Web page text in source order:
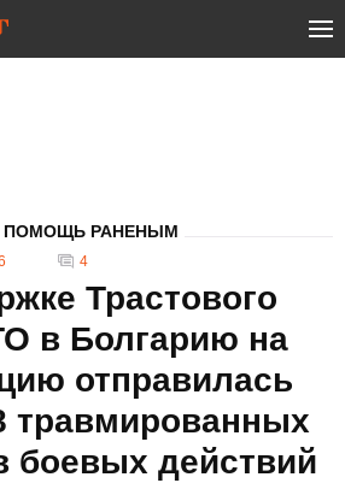
ПОМОЩЬ РАНЕНЫМ
4
Трастового
в Болгарию на
отправилась
травмированных
боевых действий